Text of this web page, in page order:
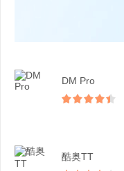
DM Pro
酷奥TT